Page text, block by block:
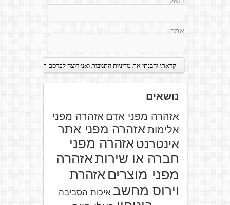
אתר
נושאים
אזהרה מפני אדם אזהרה מפני
אלימות אזהרה מפני אתר
אינטרנט אזהרה מפני
חברה או שירותאזהרה
מפני מוצרים אזהרת
וירוס מחשב איכות הסביבה